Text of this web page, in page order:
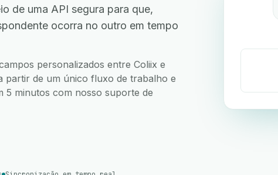
de uma API segura para que,
ocorra no outro em tempo
personalizados entre Coliix e
partir de um único fluxo de trabalho e
5 minutos com nosso suporte de